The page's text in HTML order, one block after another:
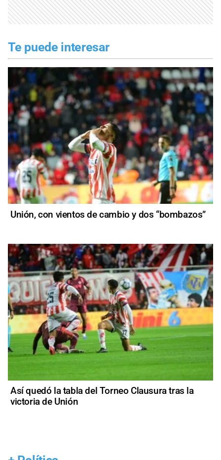
Te puede interesar
Unión, con vientos de cambio y dos “bombazos”
Así quedó la tabla del Torneo Clausura tras la
victoria de Unión